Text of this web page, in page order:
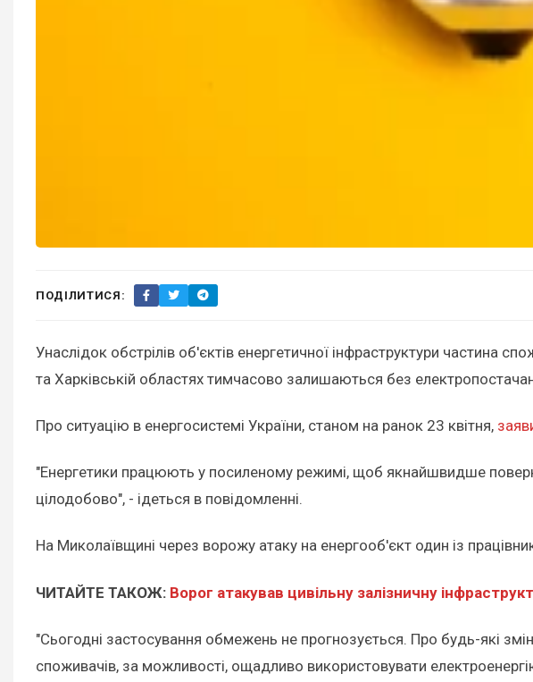
ПОДІЛИТИСЯ:
Унаслідок обстрілів об'єктів енергетичної інфраструктури частина
та Харківській областях тимчасово залишаються без
Про ситуацію в енергосистемі України, станом на ранок 23 квітня,
"Енергетики працюють у посиленому режимі, щоб якнайшвидше
цілодобово", - ідеться в повідомленні.
На Миколаївщині через ворожу атаку на енергооб'єкт один із
ЧИТАЙТЕ ТАКОЖ: Ворог атакував цивільну залізничну
"Сьогодні застосування обмежень не прогнозується. Про будь-які
споживачів, за можливості, ощадливо використовувати